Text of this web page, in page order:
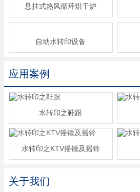
悬挂式热风循环烘干炉
自动水转印设备
应用案例
水转印之鞋跟
水转印之KTV摇锤及摇铃
关于我们